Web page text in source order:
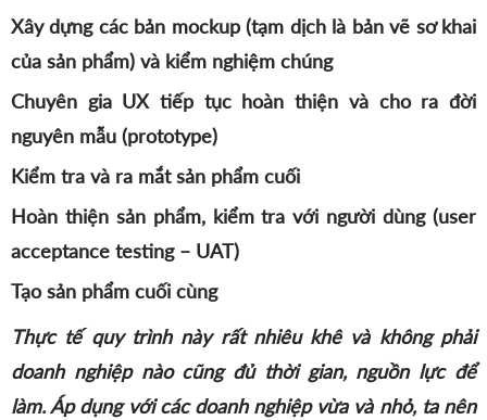
Xây dựng các bản mockup (tạm dịch là bản vẽ sơ khai
của sản phẩm) và kiểm nghiệm chúng
Chuyên gia UX tiếp tục hoàn thiện và cho ra đời
nguyên mẫu (prototype)
Kiểm tra và ra mắt sản phẩm cuối
Hoàn thiện sản phẩm, kiểm tra với người dùng (user
acceptance testing – UAT)
Tạo sản phẩm cuối cùng
Thực tế quy trình này rất nhiêu khê và không phải
doanh nghiệp nào cũng đủ thời gian, nguồn lực để
làm. Áp dụng với các doanh nghiệp vừa và nhỏ, ta nên